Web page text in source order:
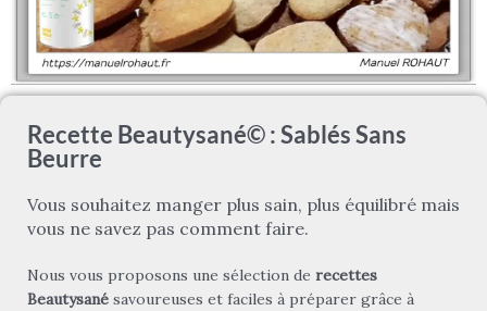
Recette Beautysané© : Sablés Sans
Beurre
Vous souhaitez manger plus sain, plus équilibré mais
vous ne savez pas comment faire.
Nous vous proposons une sélection de recettes
Beautysané savoureuses et faciles à préparer grâce à